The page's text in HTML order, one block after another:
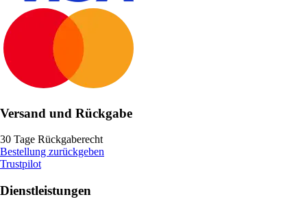
Versand und Rückgabe
30 Tage Rückgaberecht
Bestellung zurückgeben
Trustpilot
Dienstleistungen